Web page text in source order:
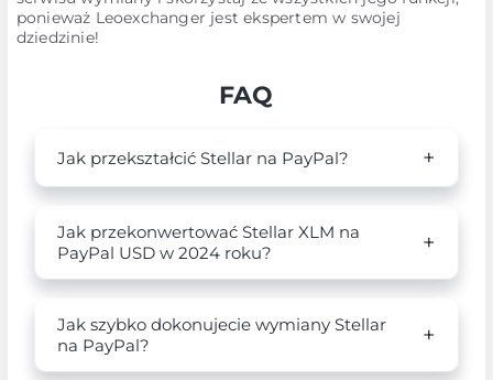
ponieważ Leoexchanger jest ekspertem w swojej
dziedzinie!
FAQ
Jak przekształcić Stellar na PayPal?
Jak przekonwertować Stellar XLM na
PayPal USD w 2024 roku?
Jak szybko dokonujecie wymiany Stellar
na PayPal?